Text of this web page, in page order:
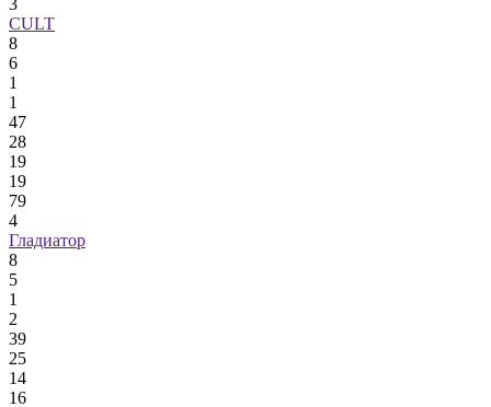
3
CULT
8
6
1
1
47
28
19
19
79
4
Гладиатор
8
5
1
2
39
25
14
16